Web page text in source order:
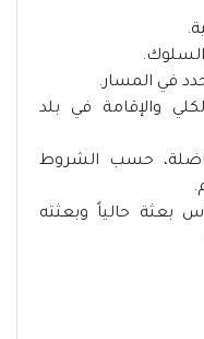
والإقامة في بلد
حسب الشروط
بعثة حالياً وبعثته